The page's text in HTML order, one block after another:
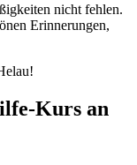
nicht fehlen.
Erinnerungen,
Kurs an